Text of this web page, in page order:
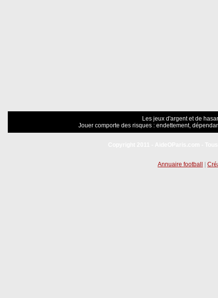
Les jeux d'argent et de
Jouer comporte des risques : endettement,
Annuaire football